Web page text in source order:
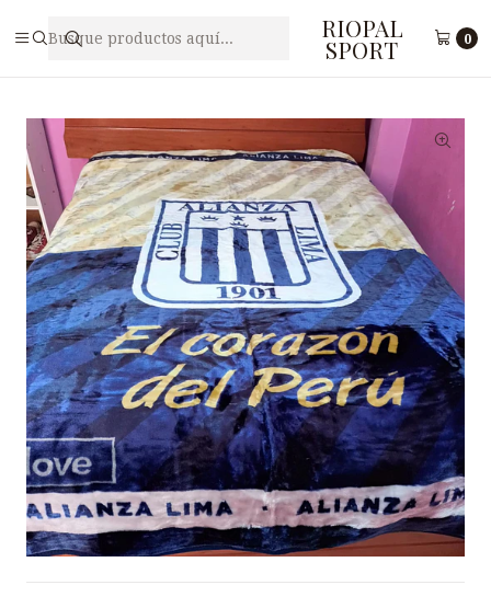
RIOPAL
SPORT 0
Frazadas
FRAZADA TERCIO PELO TRUELOVE ALIANZA LIMA
AL1901C